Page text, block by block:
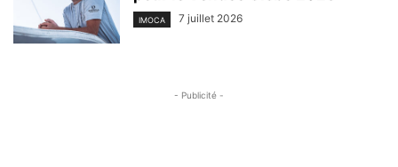
IMOCA 7 juillet 2026
- Publicité -